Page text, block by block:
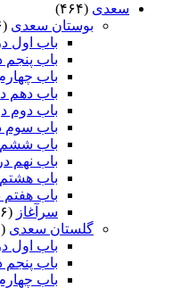
سعدی (۴۶۴)
بوستان سعدی (۲۳۶)
باب اول
باب پنجم
باب
باب دهم
باب دوم
باب سوم
باب ششم
باب نهم
باب
باب هفتم
سرآغاز (۶)
گلستان سعدی (۲۲۸)
باب اول
باب
باب